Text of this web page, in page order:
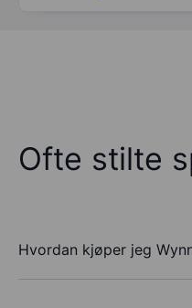
Ofte stilte
Hvordan kjøper jeg